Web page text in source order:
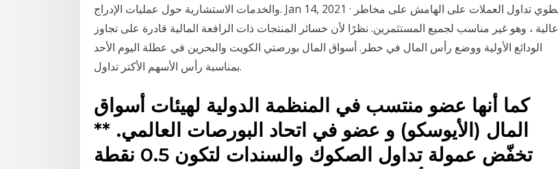
والخدمات الاستشارية حول عمليات الإدراج. Jan 14, 2021 · ينطوي تداول العملات على الهامش على مخاطر
عالية ، وهو غير مناسب لجميع المستثمرين. نظرًا لأن خسائر المنتجات ذات الرافعة المالية قادرة على تجاوز
الودائع الأولية ووضع رأس المال في خطر. أسواق المال بورصتي الكويت والبحرين في عطلة اليوم الأحد
بمناسبة رأس الأسهم الأكتر تداول.
كما أنها عضو منتسب في المنظمة الدولية لهيئات أسواق
المال (الأيوسكو) و عضو في اتحاد البورصات العالمي. **
تخفّض عمولة تداول الصكوك والسندات لتكون 0.5 نقطة